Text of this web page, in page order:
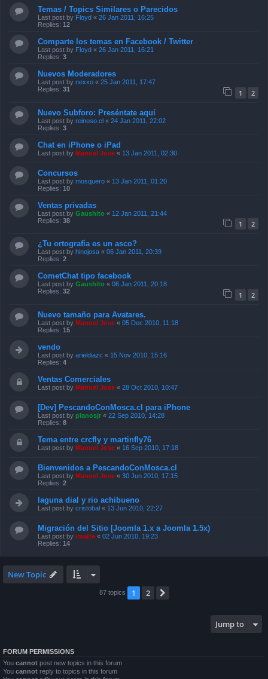
Comparte los temas en Facebook / Twitter
Last post by Floyd « 26 Jan 2011, 16:21
Replies: 3
Nuevos Moderadores
Last post by nexxo «25 Jan 2011, 17:47
Replies: 31
Nuevo Subforo: Preséntate aquí
Last post by
Chat en iPhone o iPad
Last post by Manuel Jose«13 Jan 2011, 02:30
Concursos
Last post by mosquero«13 Jan 2011, 01:20
Replies:
Ventas privadas
Last post by Gaushito « 12 Jan 2011, 21:44
Replies: 38
¿Tu ortografía es un asco?
Last post by
CometChat tipo facebook
Last post by Gaushito «06 Jan 2011, 20:18
Replies: 32
Nuevo tamaño para Avatares.
Last post by
vendo
Last post by arieldiazc«15 Nov 2010, 15:16
Replies: 4
Ventas Comerciales
Last post by Manuel Jose«28 Oct 2010, 10:47
[Dev] PescandoConMosca.cl para iPhone
Last post by planosjr «22 Sep 2010, 14:28
Replies:
Tema entre crcfly y martinfly76
Last post by Manuel Jose«16 Sep 2010, 17:18
Bienvenidos a PescandoConMosca.cl
Last post by Manuel Jose « 30 Jun 2010, 17:15
Replies:
laguna dial y rio achibueno
Last post by cristobal «13 Jun 2010, 22:27
Migración del Sitio [Joomla 1.x a Joomla 1.5x)
Last post by imatte«02 Jun 2010, 19:23
Replies:
New Topic
Youcannotedit your posts in this forum
You cannot post attachments in this forum